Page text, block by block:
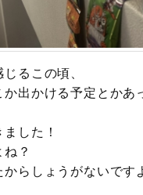
るこの頃、
出かける予定とか
した！
？
らしょうがないです